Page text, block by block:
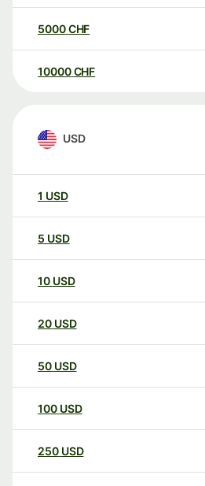
5000CHF
10000 CHF
USD
1 USD
5 USD
10 USD
20 USD
50 USD
100 USD
250 USD